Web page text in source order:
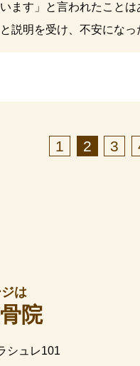
います」と言われたこと
説明を受け、不安にな
1 2 3
は
院
シュレ101